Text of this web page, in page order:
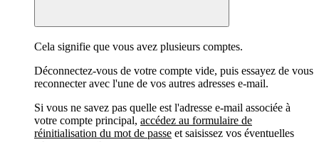
Cela signifie que vous avez plusieurs comptes.
Déconnectez-vous de votre compte vide, puis essayez de vous
reconnecter avec l'une de vos autres adresses e-mail.
Si vous ne savez pas quelle est l'adresse e-mail associée à
votre compte principal, accédez au formulaire de
réinitialisation du mot de passe et saisissez vos éventuelles